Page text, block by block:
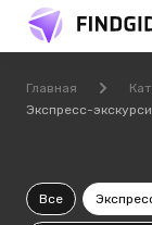
Главная
Экспресс-
Все